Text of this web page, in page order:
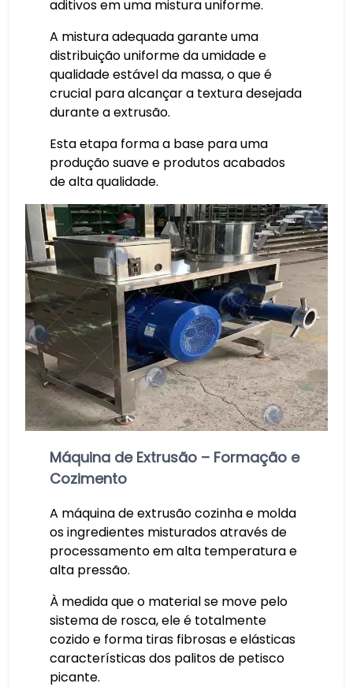
aditivos em uma mistura uniforme.
A mistura adequada garante uma
distribuição uniforme da umidade e
qualidade estável da massa, o que é
crucial para alcançar a textura desejada
durante a extrusão.
Esta etapa forma a base para uma
produção suave e produtos acabados
de alta qualidade.
Máquina de Extrusão – Formação e
Cozimento
A máquina de extrusão cozinha e molda
os ingredientes misturados através de
processamento em alta temperatura e
alta pressão.
À medida que o material se move pelo
sistema de rosca, ele é totalmente
cozido e forma tiras fibrosas e elásticas
características dos palitos de petisco
picante.